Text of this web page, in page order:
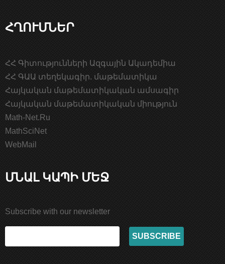
ՀՂՈՒՄՆԵՐ
ՀՀ Գիտությունների Ազգային Ակադեմիա
ՀՀ ԳԱԱ տեղեկագիր. մաթեմատիկա
Հայկական մաթեմատիկական ամսագիր
Հայկական մաթեմատիկական միություն
Math-Net.Ru
MathSciNet
WebMail
ՄՆԱԼ ԿԱՊԻ ՄԵՋ
Subscribe with our newsletter